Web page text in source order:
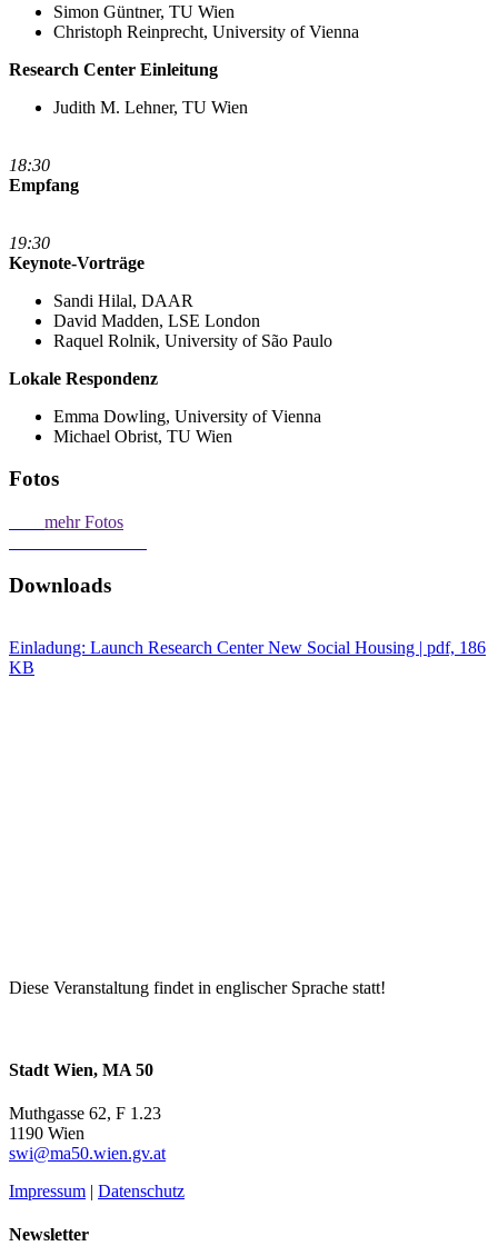
Simon Güntner, TU Wien
Christoph Reinprecht, University of Vienna
Research Center Einleitung
Judith M. Lehner, TU Wien
18:30
Empfang
19:30
Keynote-Vorträge
Sandi Hilal, DAAR
David Madden, LSE London
Raquel Rolnik, University of São Paulo
Lokale Respondenz
Emma Dowling, University of Vienna
Michael Obrist, TU Wien
Fotos
mehr Fotos
Downloads
Einladung: Launch Research Center New Social Housing | pdf, 186
KB
Diese Veranstaltung findet in englischer Sprache statt!
Stadt Wien, MA 50
Muthgasse 62, F 1.23
1190 Wien
swi@ma50.wien.gv.at
Impressum | Datenschutz
Newsletter